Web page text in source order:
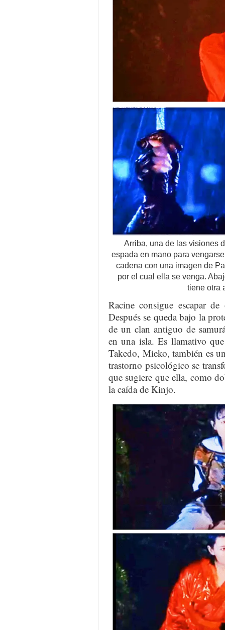
Arriba, una de las visiones
espada en mano para
cadena con una imagen de
por el cual ella se venga.
tiene otra
Racine consigue escapar
Después se queda bajo la
de un clan antiguo de
en una isla. Es llamativo
Takedo, Mieko, también es
trastorno psicológico se
que sugiere que ella, como
la caída de Kinjo.